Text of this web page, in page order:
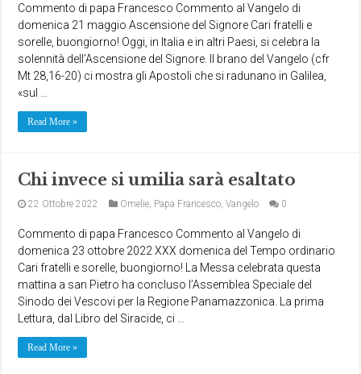
Commento di papa Francesco Commento al Vangelo di
domenica 21 maggio Ascensione del Signore Cari fratelli e
sorelle, buongiorno! Oggi, in Italia e in altri Paesi, si celebra la
solennità dell’Ascensione del Signore. Il brano del Vangelo (cfr
Mt 28,16-20) ci mostra gli Apostoli che si radunano in Galilea,
«sul …
Read More »
Chi invece si umilia sarà esaltato
22 Ottobre 2022 Omelie, Papa Francesco,Vangelo 0
Commento di papa Francesco Commento al Vangelo di
domenica 23 ottobre 2022 XXX domenica del Tempo ordinario
Cari fratelli e sorelle, buongiorno! La Messa celebrata questa
mattina a san Pietro ha concluso l’Assemblea Speciale del
Sinodo dei Vescovi per la Regione Panamazzonica. La prima
Lettura, dal Libro del Siracide, ci …
Read More »